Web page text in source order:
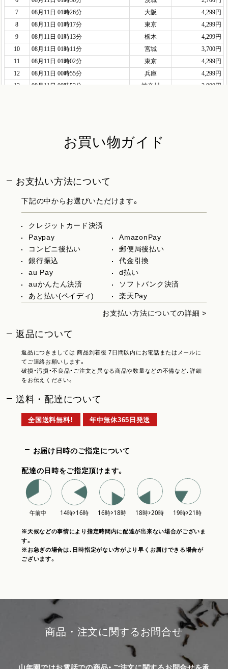
お買い物ガイド
お支払い方法について
下記の中からお選びいただけます。
クレジットカード決済
Paypay
AmazonPay
コンビニ後払い
郵便局後払い
銀行振込
代金引換
au Pay
d払い
auかんたん決済
ソフトバンク決済
あと払い(ペイディ)
楽天Pay
お支払い方法についての詳細 >
返品について
返品につきましては 商品到着後 7日間以内にお電話またはメールに
てご連絡お願いします。
破損・汚損・不良品・ご注文と異なる商品や数量などの不備など、詳細
をお伝えください。
送料・配達について
全国送料無料！ 年中無休365日発送
お届け日時のご指定について
配達の日時をご指定頂けます。
※天候などの事情により指定時間内に配達が出来ない場合がございま
す。
※お急ぎの場合は、日時指定がない方がより早くお届けできる場合が
ございます。
商品・注文に関するお問合せ